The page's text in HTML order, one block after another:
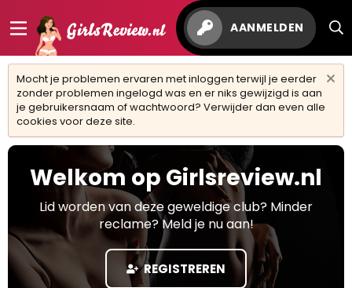
AANMELDEN
Mocht je problemen ervaren met inloggen terwijl je eerder
zonder problemen ingelogd was en er niks gewijzigd is aan
je gebruikersnaam of wachtwoord? Verwijder dan even alle
cookies voor deze site.
Welkom op Girlsreview.nl
Lid worden van deze geweldige club? Minder
reclame? Meld je nu aan!
REGISTREREN